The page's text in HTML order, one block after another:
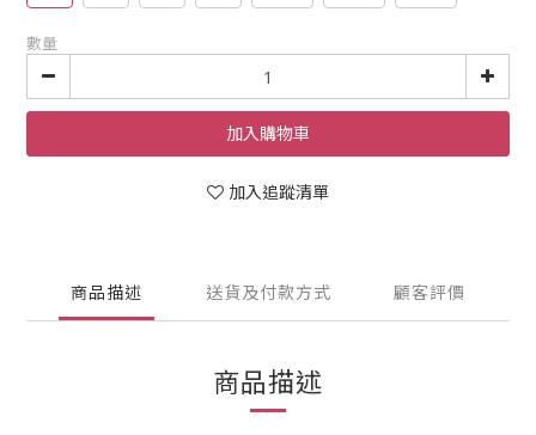
數量
加入購物車
加入追蹤清單
商品描述 送貨及付款方式 顧客評價
商品描述